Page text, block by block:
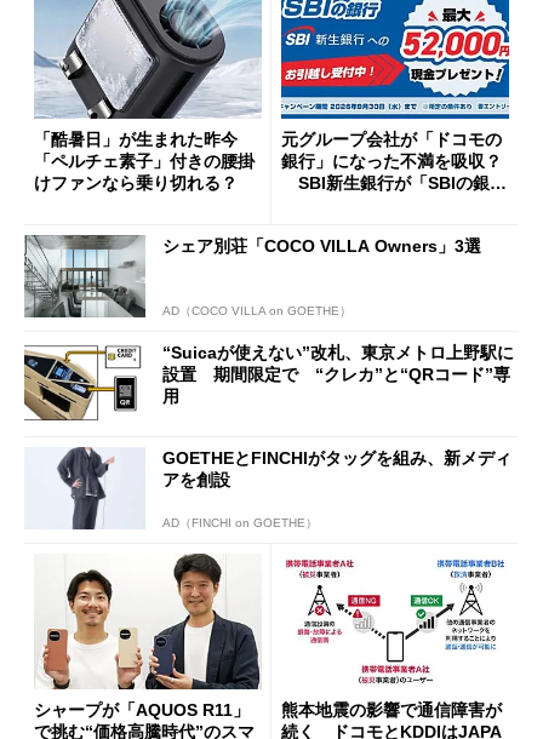
「酷暑日」が生まれた昨今
「ペルチェ素子」付きの腰掛
けファンなら乗り切れる？
元グループ会社が「ドコモの
銀行」になった不満を吸収？
SBI新生銀行が「SBIの銀
開催
シェア別荘「COCO VILLA Owners」3選
AD（COCO VILLA on GOETHE）
“Suicaが使えない”改札、東京メトロ上野駅に
設置 期間限定で “クレカ”と“QRコード”専
用
GOETHEとFINCHIがタッグを組み、新メディ
アを創設
AD（FINCHI on GOETHE）
シャープが「AQUOS R11」
で挑む“価格高騰時代”のスマ
熊本地震の影響で通信障害が
続く ドコモとKDDIはJAPA